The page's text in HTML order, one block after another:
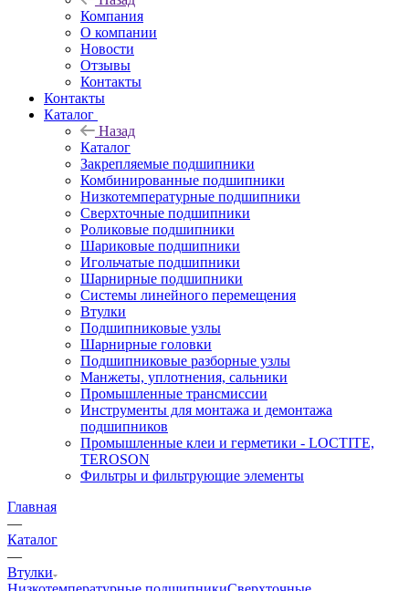
Компания
О компании
Новости
Отзывы
Контакты
Контакты
Каталог
Назад
Каталог
Закрепляемые подшипники
Комбинированные подшипники
Низкотемпературные подшипники
Сверхточные подшипники
Роликовые подшипники
Шариковые подшипники
Игольчатые подшипники
Шарнирные подшипники
Системы линейного перемещения
Втулки
Подшипниковые узлы
Шарнирные головки
Подшипниковые разборные узлы
Манжеты, уплотнения, сальники
Промышленные трансмиссии
Инструменты для монтажа и демонтажа
подшипников
Промышленные клеи и герметики - LOCTITE,
TEROSON
Фильтры и фильтрующие элементы
Главная
—
Каталог
—
Втулки